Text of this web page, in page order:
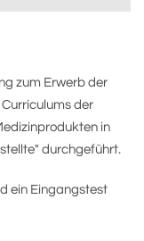
zum Erwerb der
der
in
durchgeführt.
ein Eingangstest